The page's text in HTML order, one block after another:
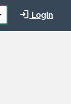
Login